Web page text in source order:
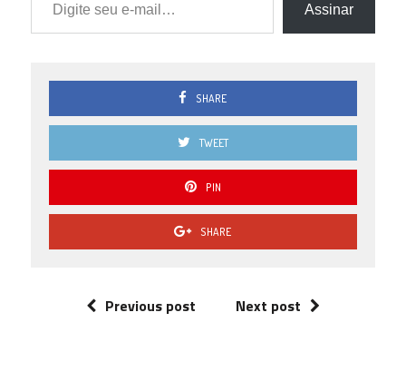
Assinar
SHARE
TWEET
PIN
SHARE
Previous post Next post